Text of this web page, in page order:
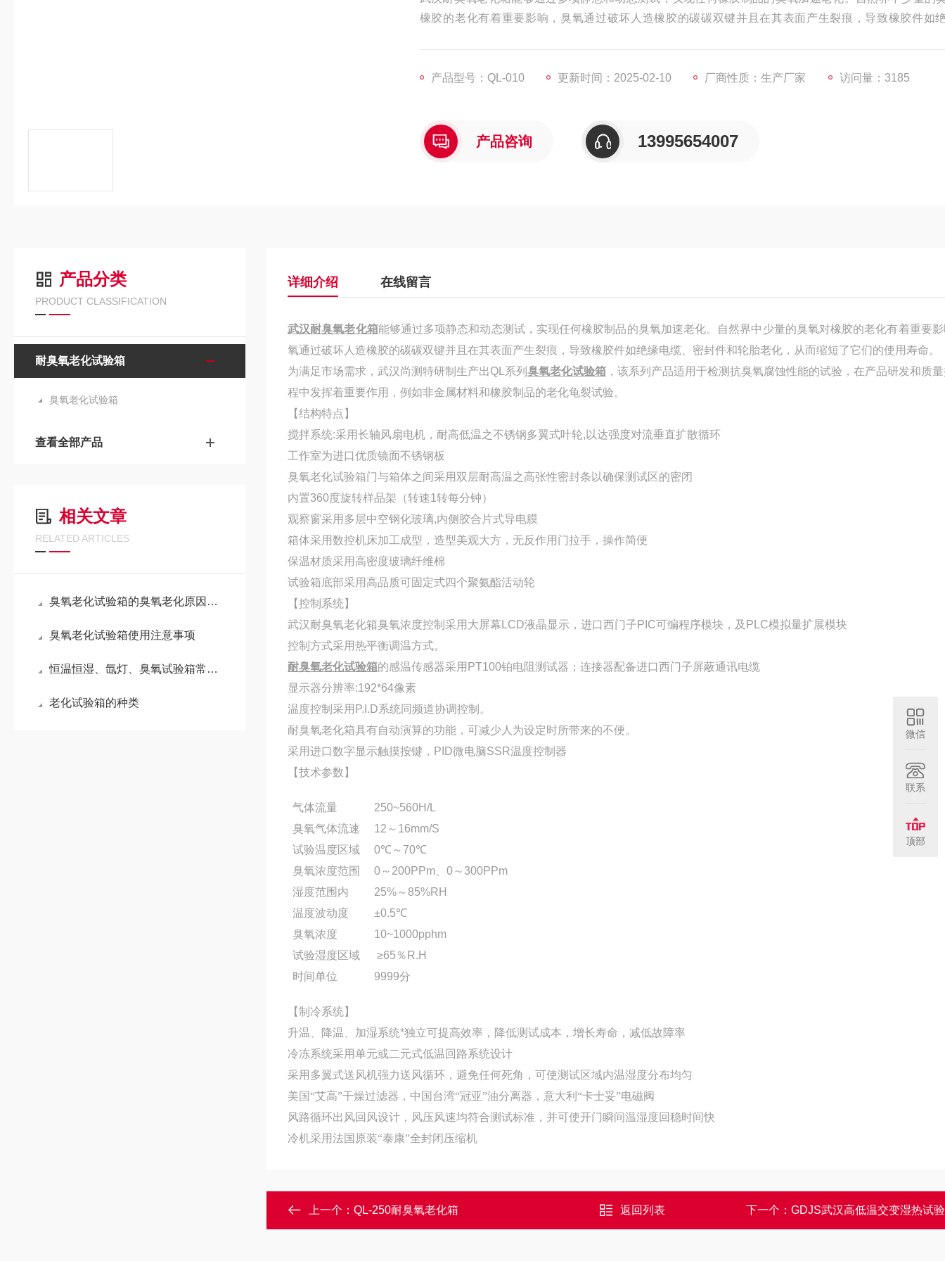
橡胶的老化有着重要影响，臭氧通过破坏人造橡胶的碳碳双键并且在其表面产生裂痕，导致橡胶件如
产品型号：QL-010 更新时间：2025-02-10 厂商性质：生产厂家 访问量：3185
产品咨询 13995654007
产品分类
PRODUCT CLASSIFICATION
耐臭氧老化试验箱
臭氧老化试验箱
查看全部产品
相关文章
RELATED ARTICLES
臭氧老化试验箱的臭氧老化原因有哪些？
臭氧老化试验箱使用注意事项
恒温恒湿、氙灯、臭氧试验箱常见故障简易解决方法
老化试验箱的种类
详细介绍 在线留言
武汉耐臭氧老化箱能够通过多项静态和动态测试，实现任何橡胶制品的臭氧加速老化。自然界中少量的臭氧对橡胶的老化有着重要
氧通过破坏人造橡胶的碳碳双键并且在其表面产生裂痕，导致橡胶件如绝缘电缆、密封件和轮胎老化，从而缩短了它们的使用寿命。
为满足市场需求，武汉尚测特研制生产出QL系列 臭氧老化试验箱 ，该系列产品适用于检测抗臭氧腐蚀性能的试验，在产品研发和质
程中发挥着重要作用，例如非金属材料和橡胶制品的老化龟裂试验。
【结构特点】
搅拌系统:采用长轴风扇电机，耐高低温之不锈钢多翼式叶轮,以达强度对流垂直扩散循环
工作室为进口优质镜面不锈钢板
臭氧老化试验箱门与箱体之间采用双层耐高温之高张性密封条以确保测试区的密闭
内置360度旋转样品架（转速1转每分钟）
观察窗采用多层中空钢化玻璃,内侧胶合片式导电膜
箱体采用数控机床加工成型，造型美观大方，无反作用门拉手，操作简便
保温材质采用高密度玻璃纤维棉
试验箱底部采用高品质可固定式四个聚氨酯活动轮
【控制系统】
武汉耐臭氧老化箱臭氧浓度控制采用大屏幕 LCD液晶显示，进口西门子 PIC可编程序模块，及 PLC模拟量扩展模块
控制方式采用热平衡调温方式。
耐臭氧老化试验箱的感温传感器采用 PT100铂电阻测试器；连接器配备进口西门子屏蔽通讯电缆
显示器分辨率:192*64像素
温度控制采用 P.I.D系统同频道协调控制。
耐臭氧老化箱具有自动演算的功能，可减少人为设定时所带来的不便。
采用进口数字显示触摸按键， PID微电脑SSR温度控制器
【技术参数】
气体流量
250~560H/L
臭氧气体流速
12 ～ 16mm/S
试验温度区域
0℃ ～ 70℃
臭氧浓度范围
0～ 200PPm 、0～300PPm
湿度范围内
25%～85%RH
温度波动度
±0.5℃
臭氧浓度
10~1000pphm
试验湿度区域
≥65 ％ R.H
时间单位
9999分
【制冷系统】
升温、降温、加湿系统*独立可提高效率，降低测试成本，增长寿命，减低故障率
冷冻系统采用单元或二元式低温回路系统设计
采用多翼式送风机强力送风循环，避免任何死角，可使测试区域内温湿度分布均匀
美国 “艾高”干燥过滤器，中国台湾“冠亚”油分离器，意大利 “卡士妥”电磁阀
风路循环出风回风设计，风压风速均符合测试标准，并可使开门瞬间温湿度回稳时间快
冷机采用法国原装“泰康”全封闭压缩机
上一个： QL-250耐臭氧老化箱 返回列表 下一个： GDJS武汉高低温交变湿热试
微信
联系
顶部